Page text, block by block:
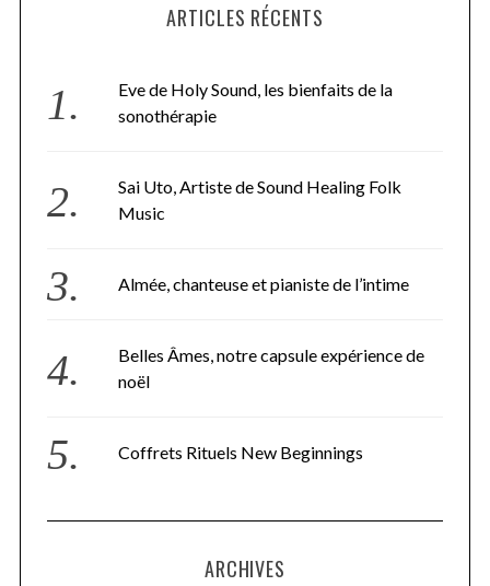
ARTICLES RÉCENTS
Eve de Holy Sound, les bienfaits de la
sonothérapie
Sai Uto, Artiste de Sound Healing Folk
Music
Almée, chanteuse et pianiste de l’intime
Belles Âmes, notre capsule expérience de
noël
Coffrets Rituels New Beginnings
ARCHIVES